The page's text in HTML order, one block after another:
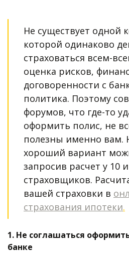
Не существует одной
которой одинаково
страховаться всем-
оценка рисков,
договоренности с
политика. Поэтому
форумов, что где-то
оформить полис, не
полезны именно вам.
хороший вариант
запросив расчет у 10
страховщиков.
вашей страховки в
страхования ипотеки.
1. Не соглашаться
банке